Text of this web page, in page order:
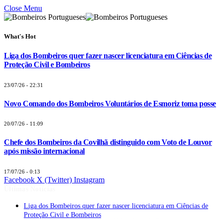
Close Menu
What's Hot
Liga dos Bombeiros quer fazer nascer licenciatura em Ciências de
Proteção Civil e Bombeiros
23/07/26 - 22:31
Novo Comando dos Bombeiros Voluntários de Esmoriz toma posse
20/07/26 - 11:09
Chefe dos Bombeiros da Covilhã distinguido com Voto de Louvor
após missão internacional
17/07/26 - 0:13
Facebook X (Twitter) Instagram
Liga dos Bombeiros quer fazer nascer licenciatura em Ciências de
Proteção Civil e Bombeiros